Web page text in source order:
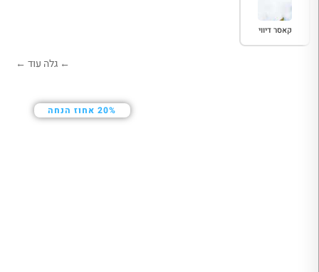
קאסר דיווי
20% אחוז הנחה